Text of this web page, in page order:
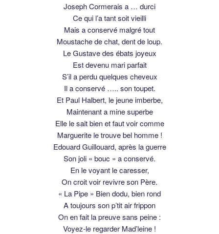
Joseph Cormerais a … durci
Ce qui l’a tant soit vieilli
Mais a conservé malgré tout
Moustache de chat, dent de loup.
Le Gustave des ébats joyeux
Est devenu mari parfait
S’il a perdu quelques cheveux
Il a conservé ….. son toupet.
Et Paul Halbert, le jeune imberbe,
Maintenant a mine superbe
Elle le sait bien et faut voir comme
Marguerite le trouve bel homme !
Edouard Guillouard, après la guerre
Son joli « bouc » a conservé.
En le voyant le caresser,
On croit voir revivre son Père.
« La Pipe » Bien dodu, bien rond
A toujours son p’tit air frippon
On en fait la preuve sans peine :
Voyez-le regarder Mad’leine !